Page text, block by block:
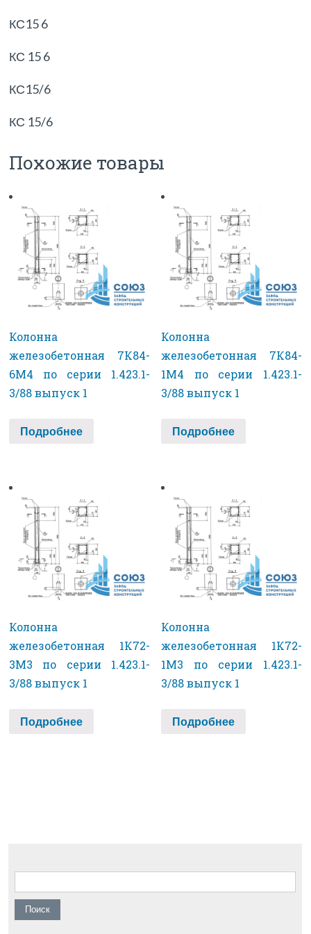
КС15 6
КС 15 6
КС15/6
КС 15/6
Похожие товары
Колонна
железобетонная 7К84-
6М4 по серии 1.423.1-
3/88 выпуск 1
Подробнее
Колонна
железобетонная 7К84-
1М4 по серии 1.423.1-
3/88 выпуск 1
Подробнее
Колонна
железобетонная 1К72-
3М3 по серии 1.423.1-
3/88 выпуск 1
Подробнее
Колонна
железобетонная 1К72-
1М3 по серии 1.423.1-
3/88 выпуск 1
Подробнее
Найти: